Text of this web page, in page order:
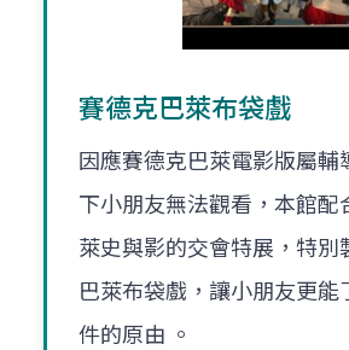
賽德克巴萊布袋戲
因應賽德克巴萊電影版屬輔
下小朋友無法觀看，本館配
萊史與影的交會特展，特別
巴萊布袋戲，讓小朋友更能
件的原由 。